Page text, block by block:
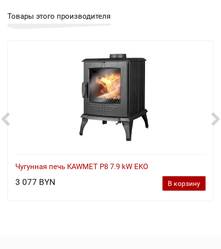
Товары этого производителя
Чугунная печь KAWMET P8 7.9 kW EKO
3 077 BYN В корзину